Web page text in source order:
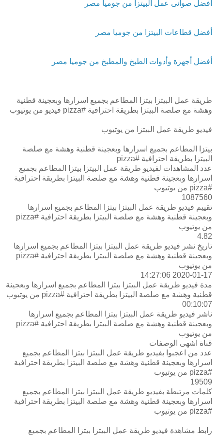
أفضل صوانى عمل البيتزا من جوميا مصر
أفضل قطاعات البيتزا من جوميا مصر
أفضل أجهزة وأدوات الطبخ والمطبخ من جوميا مصر
طريقة عمل البيتزا بيتزا المطاعم بجميع اسرارها وبعجينة قطنية
وهشة مع صلصة البيتزا بطريقة احترافية #pizza فيديو من يوتيوب
فيديو طريقة عمل البيتزا من يوتيوب
بيتزا المطاعم بجميع اسرارها وبعجينة قطنية وهشة مع صلصة
البيتزا بطريقة احترافية #pizza
عدد المشاهدات لفيديو طريقة عمل البيتزا بيتزا المطاعم بجميع
اسرارها وبعجينة قطنية وهشة مع صلصة البيتزا بطريقة احترافية
#pizza من يوتيوب
1087560
تقييم فيديو طريقة عمل البيتزا بيتزا المطاعم بجميع اسرارها
وبعجينة قطنية وهشة مع صلصة البيتزا بطريقة احترافية #pizza
من يوتيوب
4.82
تاريخ نشر فيديو طريقة عمل البيتزا بيتزا المطاعم بجميع اسرارها
وبعجينة قطنية وهشة مع صلصة البيتزا بطريقة احترافية #pizza
من يوتيوب
2020-01-17 14:27:06
مدة فيديو طريقة عمل البيتزا بيتزا المطاعم بجميع اسرارها وبعجينة
قطنية وهشة مع صلصة البيتزا بطريقة احترافية #pizza من يوتيوب
00:10:07
ناشر فيديو طريقة عمل البيتزا بيتزا المطاعم بجميع اسرارها
وبعجينة قطنية وهشة مع صلصة البيتزا بطريقة احترافية #pizza
من يوتيوب
قناة اشهى الوصفات
عدد من اعجبوا بفيديو طريقة عمل البيتزا بيتزا المطاعم بجميع
اسرارها وبعجينة قطنية وهشة مع صلصة البيتزا بطريقة احترافية
#pizza من يوتيوب
19509
كلمات مرتبطة بفيديو طريقة عمل البيتزا بيتزا المطاعم بجميع
اسرارها وبعجينة قطنية وهشة مع صلصة البيتزا بطريقة احترافية
#pizza من يوتيوب
رابط مشاهدة فيديو طريقة عمل البيتزا بيتزا المطاعم بجميع